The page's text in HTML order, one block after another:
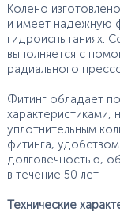
Колено
и имеет надежную
гидроиспытаниях.
выполняется с
радиального
Фитинг обладает
характеристиками,
уплотнительным
фитинга,
долговечностью,
в течение 50 лет.
Технические